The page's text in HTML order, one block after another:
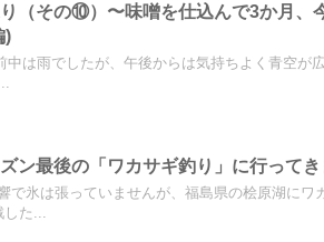
（その⑩）〜味噌を仕込んで3か月、
)
中は雨でしたが、午後からは気持ちよく青空が
ン最後の「ワカサギ釣り」に行ってき
で氷は張っていませんが、福島県の桧原湖にワ
した...